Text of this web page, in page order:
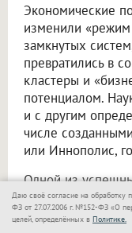
Экономические
изменили «режим
замкнутых
превратились в
кластеры и
потенциалом.
и с другим
числе
или Иннополис,
Одной из
наукограда к
Кольцово —
Даю своё согласие на обработку
ФЗ от 27.07.2006 г. №152-ФЗ «О
целей, определённых в Политике.